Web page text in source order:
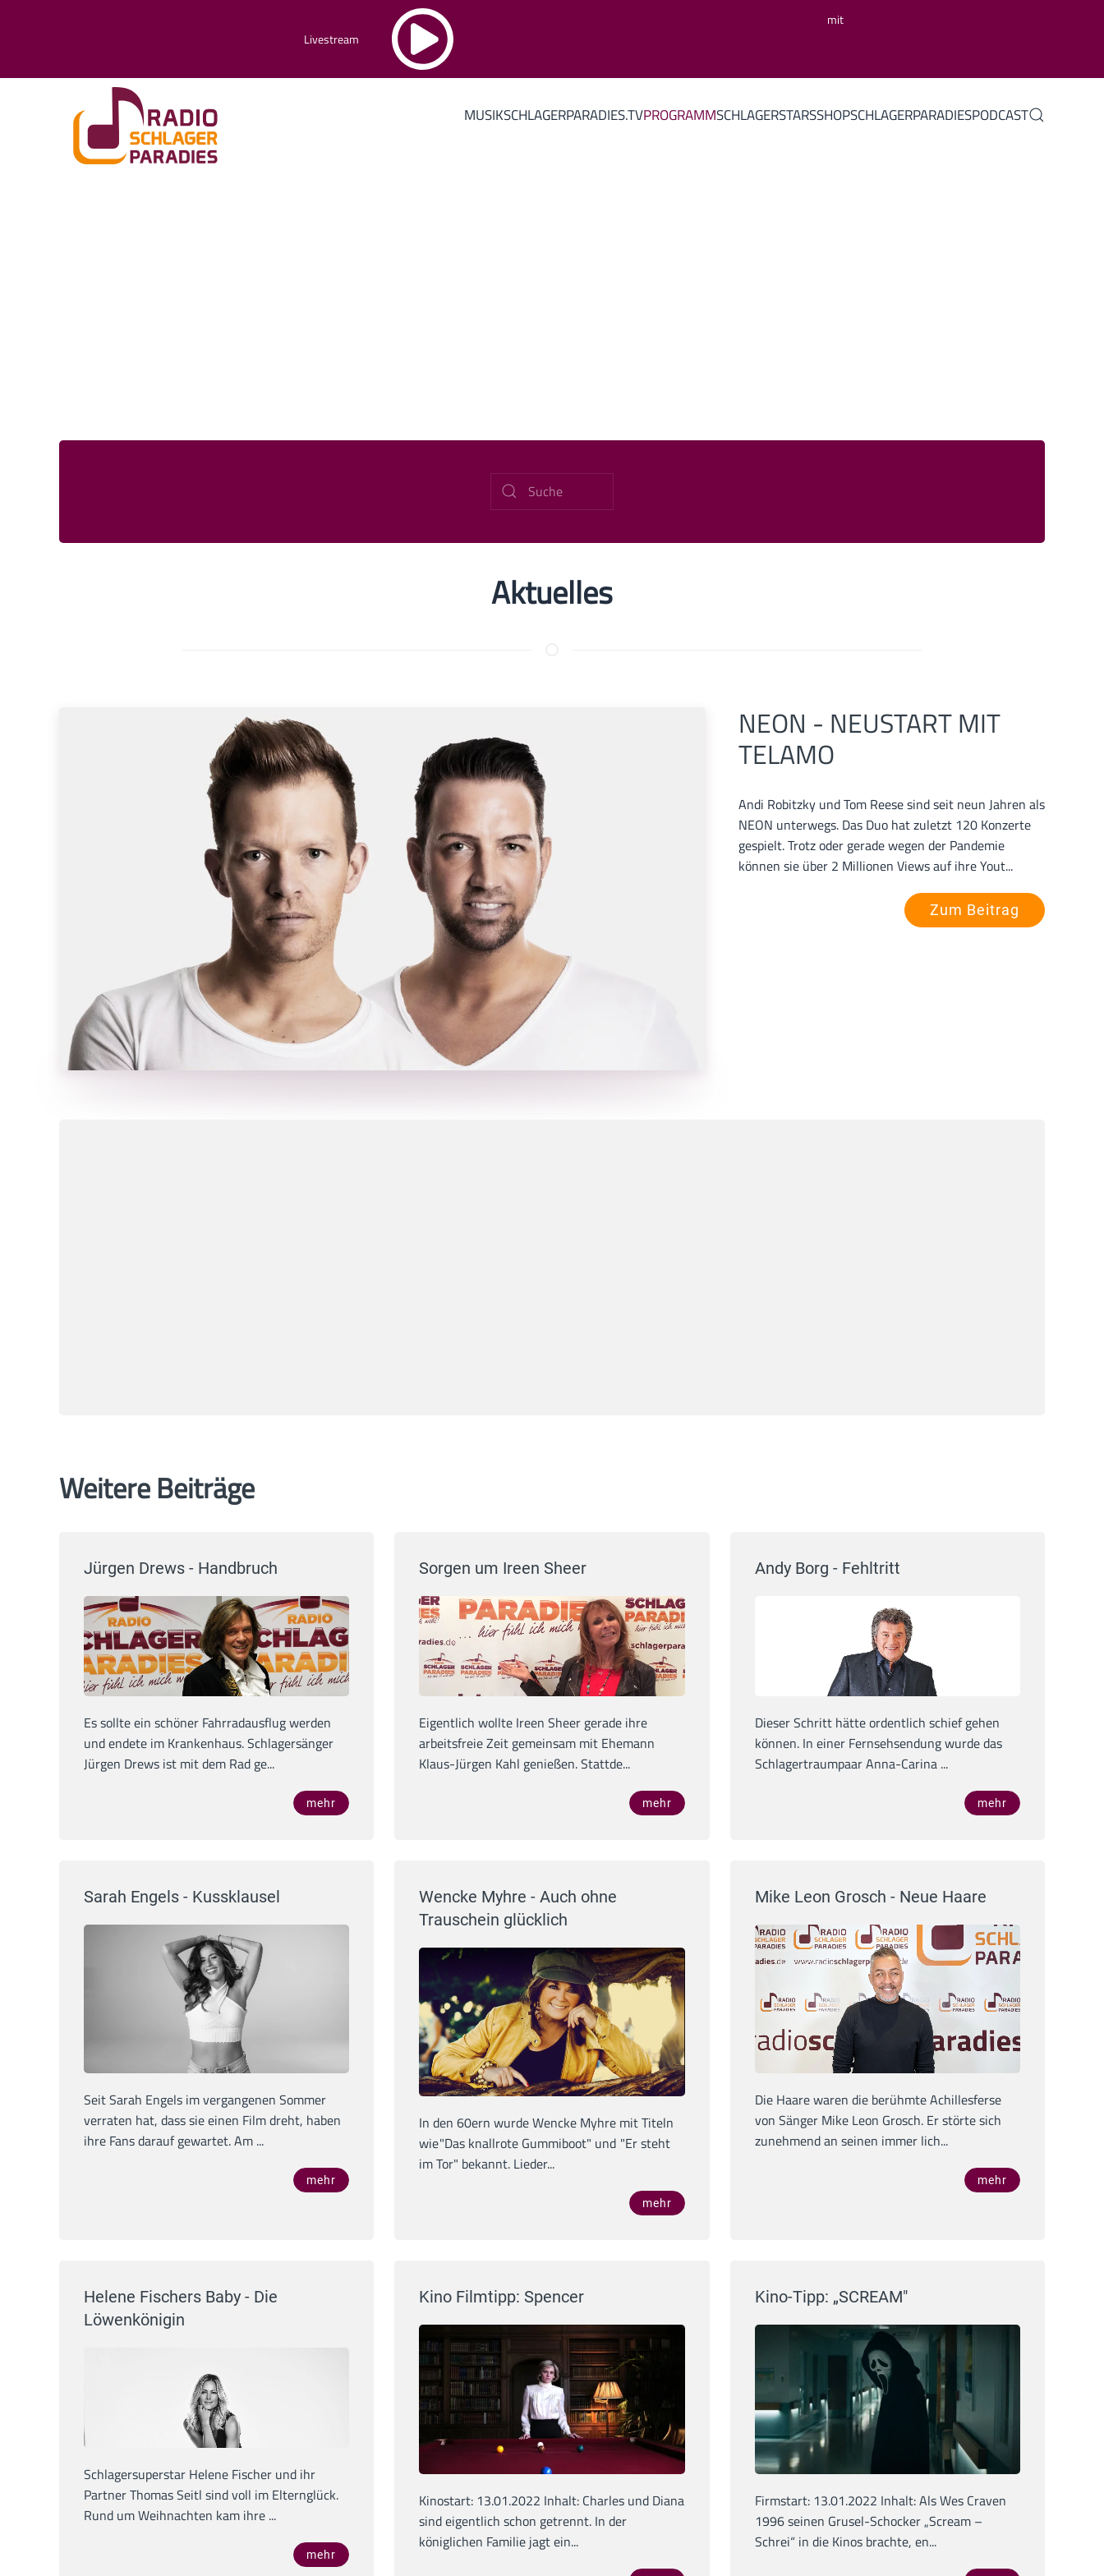
Livestream
mit
MUSIKSCHLAGERPARADIES.TVPROGRAMMSCHLAGERSTARSSHOPSCHLAGERPARADIESPODCAST
Aktuelles
NEON - NEUSTART MIT
TELAMO
Andi Robitzky und Tom Reese sind seit neun Jahren als
NEON unterwegs. Das Duo hat zuletzt 120 Konzerte
gespielt. Trotz oder gerade wegen der Pandemie
können sie über 2 Millionen Views auf ihre Yout...
Zum Beitrag
Weitere Beiträge
Jürgen Drews - Handbruch
Es sollte ein schöner Fahrradausflug werden
und endete im Krankenhaus. Schlagersänger
Jürgen Drews ist mit dem Rad ge...
mehr
Sorgen um Ireen Sheer
Eigentlich wollte Ireen Sheer gerade ihre
arbeitsfreie Zeit gemeinsam mit Ehemann
Klaus-Jürgen Kahl genießen. Stattde...
mehr
Andy Borg - Fehltritt
Dieser Schritt hätte ordentlich schief gehen
können. In einer Fernsehsendung wurde das
Schlagertraumpaar Anna-Carina ...
mehr
Sarah Engels - Kussklausel
Seit Sarah Engels im vergangenen Sommer
verraten hat, dass sie einen Film dreht, haben
ihre Fans darauf gewartet. Am ...
mehr
Wencke Myhre - Auch ohne
Trauschein glücklich
In den 60ern wurde Wencke Myhre mit Titeln
wie‚"Das knallrote Gummiboot" und ‚"Er steht
im Tor" bekannt. Lieder...
mehr
Mike Leon Grosch - Neue Haare
Die Haare waren die berühmte Achillesferse
von Sänger Mike Leon Grosch. Er störte sich
zunehmend an seinen immer lich...
mehr
Helene Fischers Baby - Die
Löwenkönigin
Schlagersuperstar Helene Fischer und ihr
Partner Thomas Seitl sind voll im Elternglück.
Rund um Weihnachten kam ihre ...
mehr
Kino Filmtipp: Spencer
Kinostart: 13.01.2022 Inhalt: Charles und Diana
sind eigentlich schon getrennt. In der
königlichen Familie jagt ein...
Kino-Tipp: „SCREAM"
Firmstart: 13.01.2022 Inhalt: Als Wes Craven
1996 seinen Grusel-Schocker „Scream –
Schrei“ in die Kinos brachte, en...